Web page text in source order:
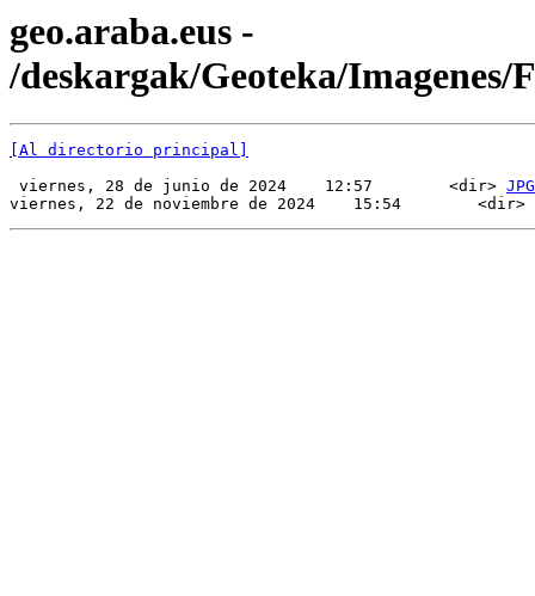
geo.araba.eus -
/deskargak/Geoteka/Imagenes/
[Al directorio principal]
viernes, 28 de junio de 2024    12:57        <dir> JPG
viernes, 22 de noviembre de 2024    15:54        <dir>